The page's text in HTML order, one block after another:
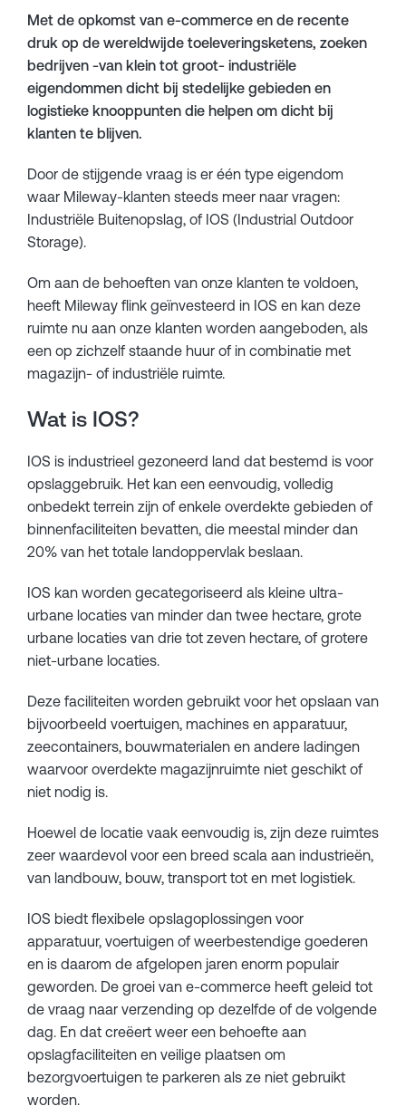
Met de opkomst van e-commerce en de recente
druk op de wereldwijde toeleveringsketens, zoeken
bedrijven -van klein tot groot- industriële
eigendommen dicht bij stedelijke gebieden en
logistieke knooppunten die helpen om dicht bij
klanten te blijven.
Door de stijgende vraag is er één type eigendom
waar Mileway-klanten steeds meer naar vragen:
Industriële Buitenopslag, of IOS (Industrial Outdoor
Storage).
Om aan de behoeften van onze klanten te voldoen,
heeft Mileway flink geïnvesteerd in IOS en kan deze
ruimte nu aan onze klanten worden aangeboden, als
een op zichzelf staande huur of in combinatie met
magazijn- of industriële ruimte.
Wat is IOS?
IOS is industrieel gezoneerd land dat bestemd is voor
opslaggebruik. Het kan een eenvoudig, volledig
onbedekt terrein zijn of enkele overdekte gebieden of
binnenfaciliteiten bevatten, die meestal minder dan
20% van het totale landoppervlak beslaan.
IOS kan worden gecategoriseerd als kleine ultra-
urbane locaties van minder dan twee hectare, grote
urbane locaties van drie tot zeven hectare, of grotere
niet-urbane locaties.
Deze faciliteiten worden gebruikt voor het opslaan van
bijvoorbeeld voertuigen, machines en apparatuur,
zeecontainers, bouwmaterialen en andere ladingen
waarvoor overdekte magazijnruimte niet geschikt of
niet nodig is.
Hoewel de locatie vaak eenvoudig is, zijn deze ruimtes
zeer waardevol voor een breed scala aan industrieën,
van landbouw, bouw, transport tot en met logistiek.
IOS biedt flexibele opslagoplossingen voor
apparatuur, voertuigen of weerbestendige goederen
en is daarom de afgelopen jaren enorm populair
geworden. De groei van e-commerce heeft geleid tot
de vraag naar verzending op dezelfde of de volgende
dag. En dat creëert weer een behoefte aan
opslagfaciliteiten en veilige plaatsen om
bezorgvoertuigen te parkeren als ze niet gebruikt
worden.